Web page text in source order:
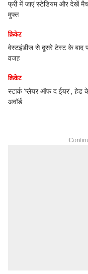
फ्री में जाएं स्टेडियम और देखें
मुफ्त
क्रिकेट
वेस्टइंडीज से दूसरे टेस्ट के बाद
वजह
क्रिकेट
स्टार्क 'प्लेयर ऑफ द ईयर', हेड
अवॉर्ड